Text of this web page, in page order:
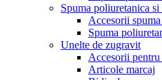
Spuma poliuretanica si
Accesorii
Spuma
Unelte de zugravit
Accesorii
Articole marcaj